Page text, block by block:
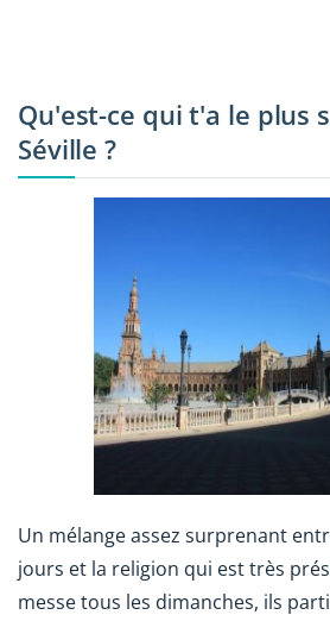
Qu'est-ce qui t'a le plus
Séville ?
Un mélange assez surprenant
jours et la religion qui est très
messe tous les dimanches, ils